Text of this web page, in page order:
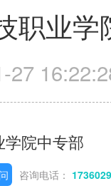
职业
27
学院中专部
咨询电话：